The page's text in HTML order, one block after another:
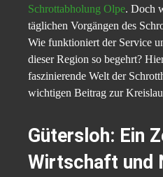
Schrottabholung Olpe. Doch
täglichen Vorgängen des
Wie funktioniert der Service
dieser Region so begehrt?
faszinierende Welt der
wichtigen Beitrag zur
Gütersloh: Ein
Wirtschaft und